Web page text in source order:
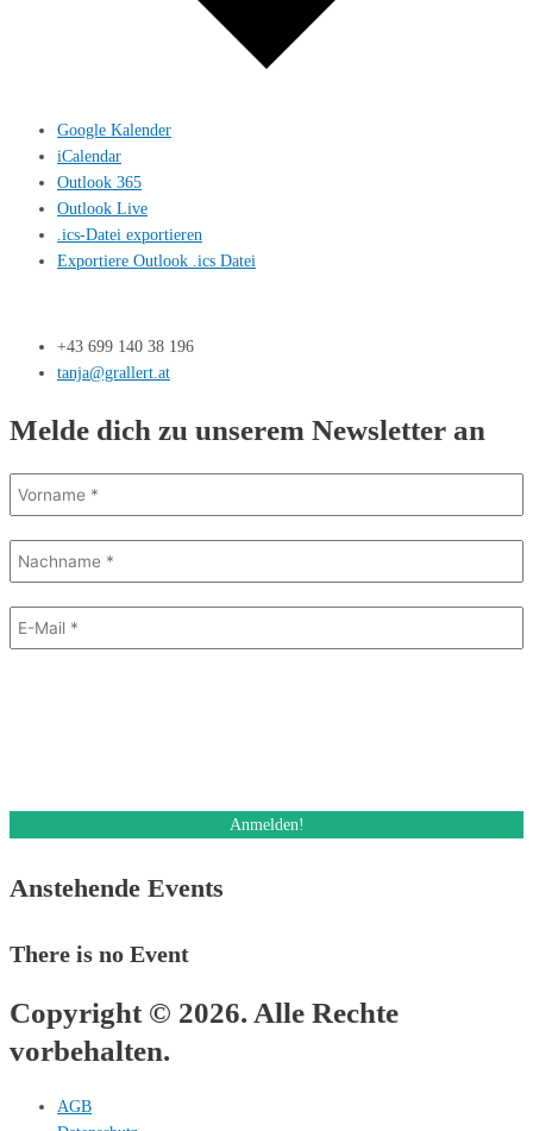
Google Kalender
iCalendar
Outlook 365
Outlook Live
.ics-Datei exportieren
Exportiere Outlook .ics Datei
+43 699 140 38 196
tanja@grallert.at
Melde dich zu unserem Newsletter an
Anstehende Events
There is no Event
Copyright © 2026. Alle Rechte
vorbehalten.
AGB